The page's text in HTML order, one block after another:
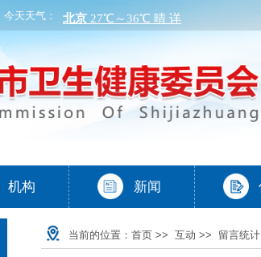
今天天气：
当前的位置： 首页>> 互动 >> 留言统计